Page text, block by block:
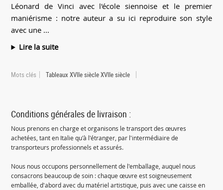
Léonard de Vinci avec l'école siennoise et le premier
maniérisme : notre auteur a su ici reproduire son style
avec une ...
Lire la suite
Mots clés Tableaux XVIIe siècle XVIIe siècle
Conditions générales de livraison :
Nous prenons en charge et organisons le transport des œuvres
achetées, tant en Italie qu'à l'étranger, par l'intermédiaire de
transporteurs professionnels et assurés.
Nous nous occupons personnellement de l'emballage, auquel nous
consacrons beaucoup de soin : chaque œuvre est soigneusement
emballée, d'abord avec du matériel artistique, puis avec une caisse en